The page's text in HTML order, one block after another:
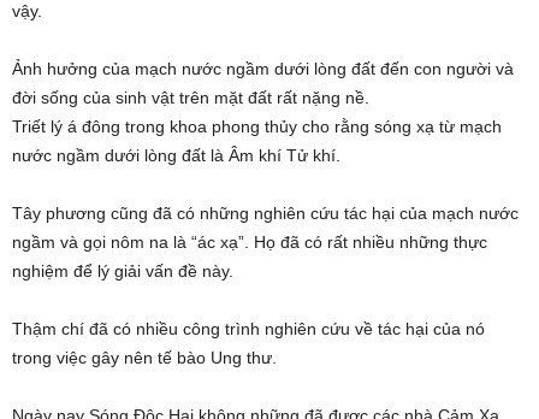
vậy.
Ảnh hưởng của mạch nước ngầm dưới lòng đất đến con người và
đời sống của sinh vật trên mặt đất rất nặng nề.
Triết lý á đông trong khoa phong thủy cho rằng sóng xạ từ mạch
nước ngầm dưới lòng đất là Âm khí Tử khí.
Tây phương cũng đã có những nghiên cứu tác hại của mạch nước
ngầm và gọi nôm na là “ác xạ”. Họ đã có rất nhiều những thực
nghiệm để lý giải vấn đề này.
Thậm chí đã có nhiều công trình nghiên cứu về tác hại của nó
trong việc gây nên tế bào Ung thư.